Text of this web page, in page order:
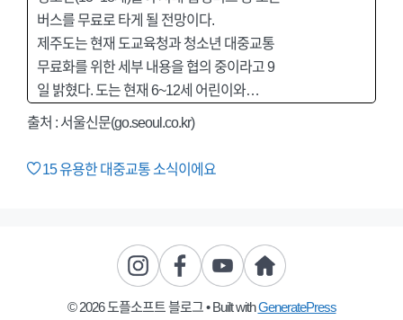
버스를 무료로 타게 될 전망이다.
제주도는 현재 도교육청과 청소년 대중교통
무료화를 위한 세부 내용을 협의 중이라고 9
일 밝혔다. 도는 현재 6~12세 어린이와…
출처 : 서울신문(go.seoul.co.kr)
15유용한 대중교통 소식이에요
© 2026 도플소프트 블로그• Built withGeneratePress